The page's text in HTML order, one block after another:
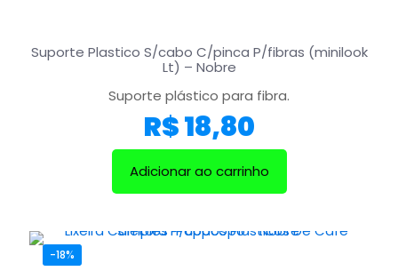
Suporte Plastico S/cabo C/pinca P/fibras (minilook
Lt) – Nobre
Suporte plástico para fibra.
R$18,80
Adicionar ao carrinho
-18%